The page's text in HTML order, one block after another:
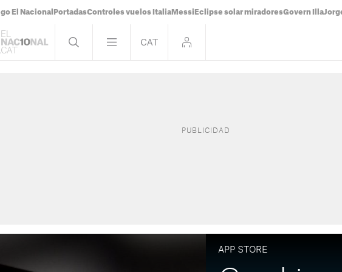
El Nacional PortadasControles vuelos Italia Messi Eclipse solar miradoresGovern Illa
APP STORE